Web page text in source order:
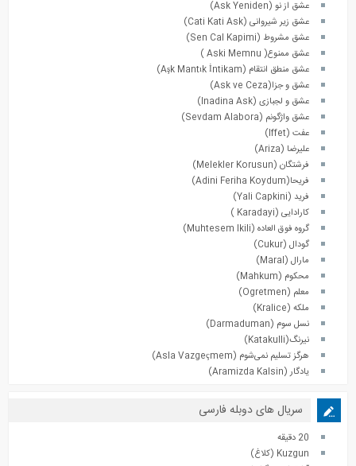
عشق از نو (Ask Yeniden)
عشق زیر شیروانی (Cati Kati Ask)
عشق مشروط (Sen Cal Kapimi)
عشق ممنوع( Aski Memnu )
عشق منطق انتقام (Aşk Mantık İntikam)
عشق و جزا(Ask ve Ceza)
عشق و لجبازی (Inadina Ask)
عشق واژگونم (Sevdam Alabora)
عفت (Iffet)
علیرضا (Ariza)
فرشتگان (Melekler Korusun)
فریحا(Adini Feriha Koydum)
فرید (Yali Capkini)
کارادایی (Karadayi )
گروه فوق العاده (Muhtesem Ikili)
گودال (Cukur)
مارال (Maral)
محکوم (Mahkum)
معلم (Ogretmen)
ملکه (Kralice)
نسل سوم (Darmaduman)
نیرنگ(Katakulli)
هرگز تسلیم نمی‌شوم (Asla Vazgeçmem)
یادگار (Aramizda Kalsin)
سریال های دوبله فارسی
20 دقیقه
Kuzgun (کلاغ)